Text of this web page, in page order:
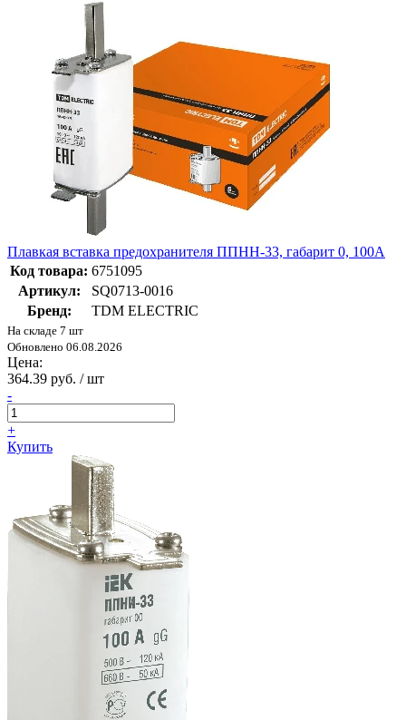
Плавкая вставка предохранителя ППНН-33, габарит 0, 100А
Код товара: 6751095
Артикул:
SQ0713-0016
Бренд:
TDM ELECTRIC
На складе 7 шт
Обновлено 06.08.2026
Цена:
364.39 руб. / шт
-
+
Купить